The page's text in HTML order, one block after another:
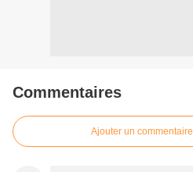
Commentaires
Ajouter un commentaire